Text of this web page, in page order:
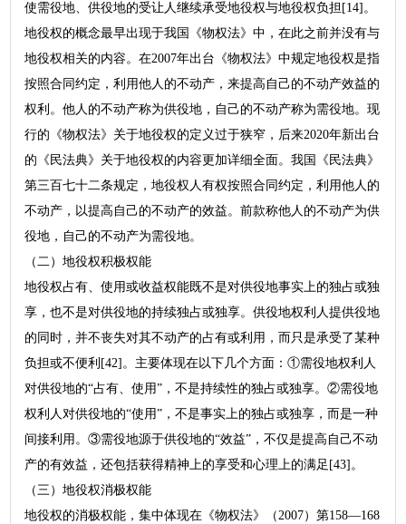
使需役地、供役地的受让人继续承受地役权与地役权负担[14]。
地役权的概念最早出现于我国《物权法》中，在此之前并没有与
地役权相关的内容。在2007年出台《物权法》中规定地役权是指
按照合同约定，利用他人的不动产，来提高自己的不动产效益的
权利。他人的不动产称为供役地，自己的不动产称为需役地。现
行的《物权法》关于地役权的定义过于狭窄，后来2020年新出台
的《民法典》关于地役权的内容更加详细全面。我国《民法典》
第三百七十二条规定，地役权人有权按照合同约定，利用他人的
不动产，以提高自己的不动产的效益。前款称他人的不动产为供
役地，自己的不动产为需役地。
（二）地役权积极权能
地役权占有、使用或收益权能既不是对供役地事实上的独占或独
享，也不是对供役地的持续独占或独享。供役地权利人提供役地
的同时，并不丧失对其不动产的占有或利用，而只是承受了某种
负担或不便利[42]。主要体现在以下几个方面：①需役地权利人
对供役地的“占有、使用”，不是持续性的独占或独享。②需役地
权利人对供役地的“使用”，不是事实上的独占或独享，而是一种
间接利用。③需役地源于供役地的“效益”，不仅是提高自己不动
产的有效益，还包括获得精神上的享受和心理上的满足[43]。
（三）地役权消极权能
地役权的消极权能，集中体现在《物权法》（2007）第158—168